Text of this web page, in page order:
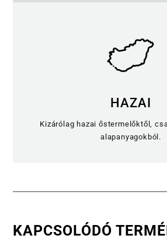
HAZAI
Kizárólag hazai őstermelőktől,
alapanyagokból.
KAPCSOLÓDÓ